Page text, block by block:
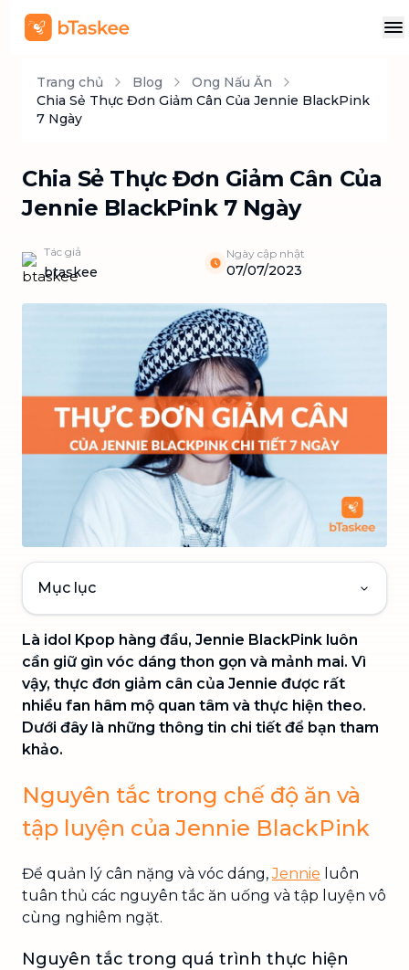
Trang chủ Blog
Ong Nấu Ăn
Chia Sẻ Thực Đơn Giảm Cân Của Jennie BlackPink
7 Ngày
Chia Sẻ Thực Đơn Giảm Cân Của
Jennie BlackPink 7 Ngày
Tác giả
btaskee
Ngày cập nhật
07/07/2023
Mục lục
Là idol Kpop hàng đầu, Jennie BlackPink luôn
cần giữ gìn vóc dáng thon gọn và mảnh mai. Vì
vậy, thực đơn giảm cân của Jennie được rất
nhiều fan hâm mộ quan tâm và thực hiện theo.
Dưới đây là những thông tin chi tiết để bạn tham
khảo.
Nguyên tắc trong chế độ ăn và
tập luyện của Jennie BlackPink
Để quản lý cân nặng và vóc dáng,Jennie luôn
tuân thủ các nguyên tắc ăn uống và tập luyện vô
cùng nghiêm ngặt.
Nguyên tắc trong quá trình thực hiện